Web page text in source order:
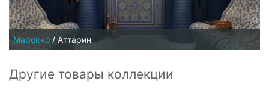
Марокко / Аттарин
Другие товары коллекции